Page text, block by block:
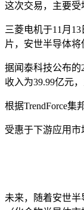
这次交易，主要受
三菱电机于11月
片，安世半导体将
据闻泰科技公布的
收入为39.99亿元
根据TrendForce集
受惠于下游应用市
未来，随着安世半